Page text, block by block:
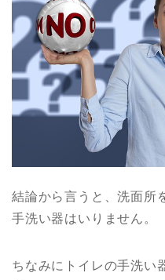
結論から言うと、洗面所
手洗い器はいりません。
ちなみにトイレの手洗い